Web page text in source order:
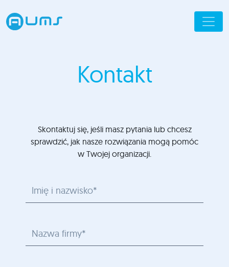
Kontakt
Skontaktuj się, jeśli masz pytania lub chcesz
sprawdzić, jak nasze rozwiązania mogą pomóc
w Twojej organizacji.